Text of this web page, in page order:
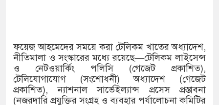
ফয়েজ আহমেদের সময়ে করা টেলিকম খাতের অধ্যাদেশ,
নীতিমালা ও সংস্কারের মধ্যে রয়েছে—টেলিকম লাইসেন্স
ও নেটওয়ার্কিং পলিসি (গেজেট প্রকাশিত),
টেলিযোগাযোগ (সংশোধনী) অধ্যাদেশ (গেজেট
প্রকাশিত), ন্যাশনাল সার্ভেইল্যান্স প্রসেস প্রস্তাবনা
(নজরদারি প্রযুক্তির সংগ্রহ ও ব্যবহার পর্যালোচনা কমিটির